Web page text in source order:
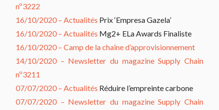
nº3222
16/10/2020 – Actualités Prix ‘Empresa Gazela’
16/10/2020 – Actualités Mg2+ ELa Awards Finaliste
16/10/2020 – Camp de la chaîne d’approvisionnement
14/10/2020 – Newsletter du magazine Supply Chain
nº3211
07/07/2020 – Actualités Réduire l’empreinte carbone
07/07/2020 – Newsletter du magazine Supply Chain